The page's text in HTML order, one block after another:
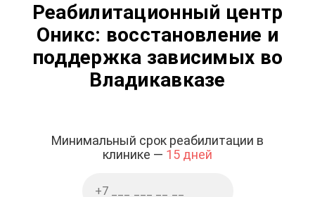
Реабилитационный центр
Оникс: восстановление и
поддержка зависимых во
Владикавказе
Минимальный срок реабилитации в
клинике — 15 дней